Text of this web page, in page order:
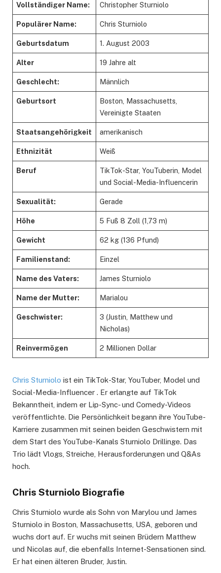
Vollständiger Name: Christopher Sturniolo
Populärer Name: Chris Sturniolo
Geburtsdatum 1. August 2003
Alter 19 Jahre alt
Geschlecht: Männlich
Geburtsort
Boston, Massachusetts,
Vereinigte Staaten
Staatsangehörigkeit amerikanisch
Ethnizität Weiß
Beruf
TikTok-Star, YouTuberin, Model
und Social-Media-Influencerin
Sexualität: Gerade
Höhe 5 Fuß 8 Zoll (1,73 m)
Gewicht 62 kg (136 Pfund)
Familienstand: Einzel
Name des Vaters: James Sturniolo
Name der Mutter: Marialou
Geschwister:
3 (Justin, Matthew und
Nicholas)
Reinvermögen 2 Millionen Dollar
Chris Sturniolo ist ein TikTok-Star, YouTuber, Model und
Social-Media-Influencer . Er erlangte auf TikTok
Bekanntheit, indem er Lip-Sync- und Comedy-Videos
veröffentlichte. Die Persönlichkeit begann ihre YouTube-
Karriere zusammen mit seinen beiden Geschwistern mit
dem Start des YouTube-Kanals Sturniolo Drillinge. Das
Trio lädt Vlogs, Streiche, Herausforderungen und Q&As
hoch.
Chris Sturniolo Biografie
Chris Sturniolo wurde als Sohn von Marylou und James
Sturniolo in Boston, Massachusetts, USA, geboren und
wuchs dort auf. Er wuchs mit seinen Brüdern Matthew
und Nicolas auf, die ebenfalls Internet-Sensationen sind.
Er hat einen älteren Bruder, Justin.